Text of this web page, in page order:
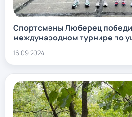
Спортсмены Люберец
международном турнире по
16.09.2024